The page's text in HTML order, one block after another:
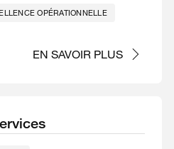
OPÉRATIONNELLE
EN SAVOIR PLUS